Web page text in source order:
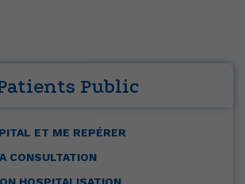
Public
ET ME REPÉRER
CONSULTATION